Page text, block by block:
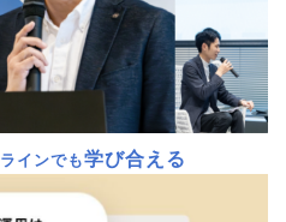
インでも学び合える